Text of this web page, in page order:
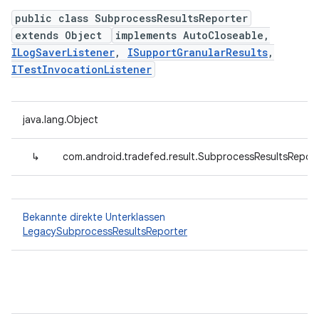
public class SubprocessResultsReporter
extends Object
implements AutoCloseable,
ILogSaverListener, ISupportGranularResults,
ITestInvocationListener
java.lang.Object
↳
Bekannte direkte Unterklassen
LegacySubprocessResultsReporter